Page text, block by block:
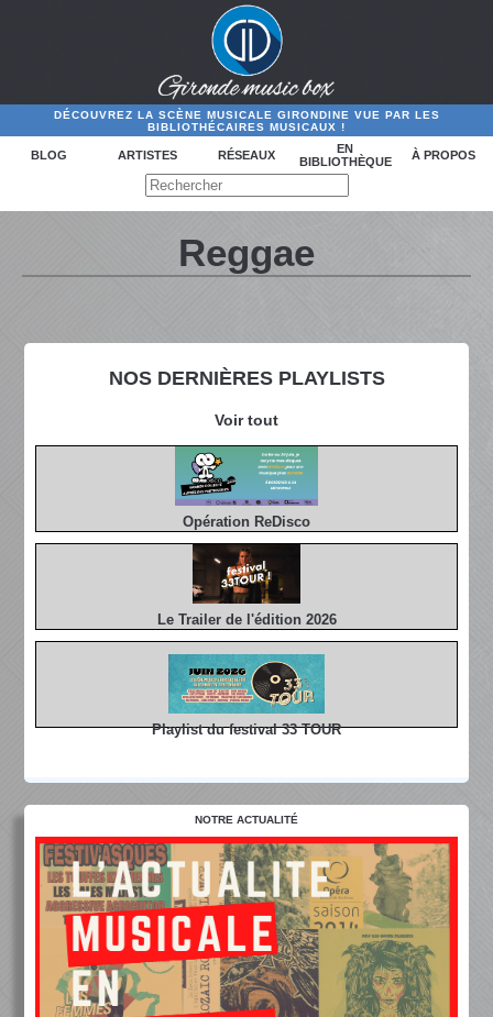
DÉCOUVREZ LA SCÈNE MUSICALE GIRONDINE VUE PAR LES
BIBLIOTHÉCAIRES MUSICAUX !
BLOG ARTISTES RÉSEAUX
EN
BIBLIOTHÈQUE
À PROPOS
NOS DERNIÈRES PLAYLISTS
Voir tout
Opération ReDisco
Le Trailer de l'édition 2026
Playlist du festival 33 TOUR
Reggae
NOTRE ACTUALITÉ